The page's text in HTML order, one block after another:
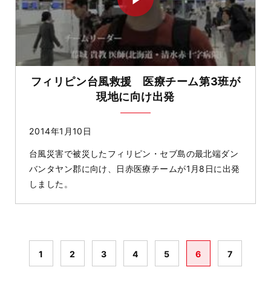
フィリピン台風救援 医療チーム第3班が
現地に向け出発
2014年1月10日
台風災害で被災したフィリピン・セブ島の最北端ダン
バンタヤン郡に向け、日赤医療チームが1月8日に出発
しました。
1 2 3 4 5 6 7